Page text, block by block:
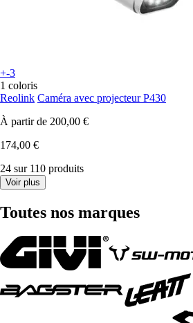
+-3
1 coloris
Reolink Caméra avec projecteur P430
À partir de 200,00 €
174,00 €
24 sur 110 produits
Voir plus
Toutes nos marques